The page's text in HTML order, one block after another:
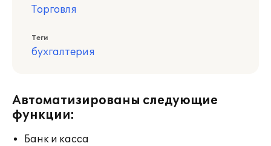
Торговля
Теги
бухгалтерия
Автоматизированы следующие
функции:
Банк и касса